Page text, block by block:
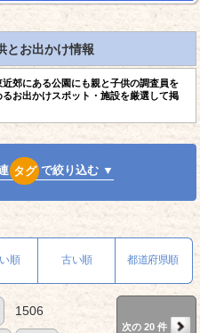
とお出かけ情報
郊にある公園にも親と子供の調査員を
お出かけスポット・施設を厳選して掲
タグ で絞り込む ▼
順 古い順 都道府県順
1506
次の 20 件